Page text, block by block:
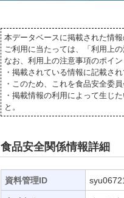
本データベースに掲載された情
ご利用に当たっては、「利用上
なお、利用上の注意事項のポイ
・掲載されている情報に記載さ
・このため、これを食品安全委
・掲載情報の利用によって生じ
と。
食品安全関係情報詳細
資料管理ID